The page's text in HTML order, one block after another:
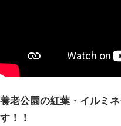
養老公園の紅葉・イルミ
す！！